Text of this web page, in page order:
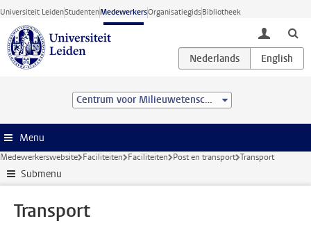
Ga direct naar de inhoud
Universiteit LeidenStudentenMedewerkersOrganisatiegidsBibliotheek
toggle
Centrum voor Milieuwetenschappen Leiden (CML)
Menu
Medewerkerswebsite Faciliteiten Faciliteiten Post en transport Transport
Submenu
Transport